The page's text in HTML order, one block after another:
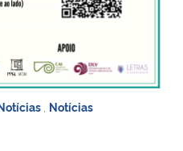
Notícias